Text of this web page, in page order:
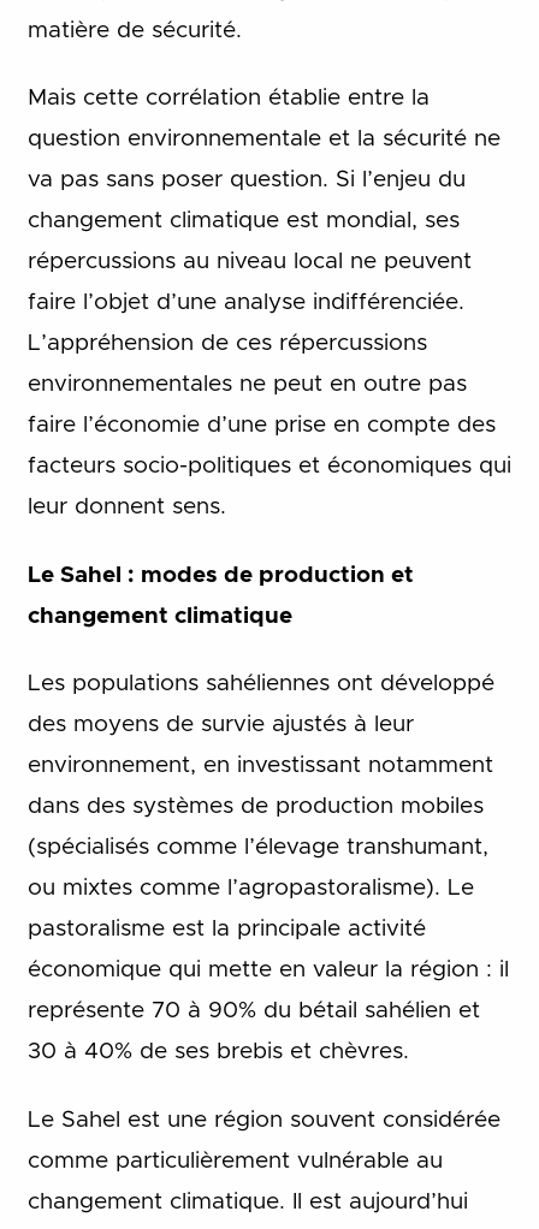
matière de sécurité.
Mais cette corrélation établie entre la
question environnementale et la sécurité ne
va pas sans poser question. Si l’enjeu du
changement climatique est mondial, ses
répercussions au niveau local ne peuvent
faire l’objet d’une analyse indifférenciée.
L’appréhension de ces répercussions
environnementales ne peut en outre pas
faire l’économie d’une prise en compte des
facteurs socio-politiques et économiques qui
leur donnent sens.
Le Sahel : modes de production et
changement climatique
Les populations sahéliennes ont développé
des moyens de survie ajustés à leur
environnement, en investissant notamment
dans des systèmes de production mobiles
(spécialisés comme l’élevage transhumant,
ou mixtes comme l’agropastoralisme). Le
pastoralisme est la principale activité
économique qui mette en valeur la région : il
représente 70 à 90% du bétail sahélien et
30 à 40% de ses brebis et chèvres.
Le Sahel est une région souvent considérée
comme particulièrement vulnérable au
changement climatique. Il est aujourd’hui